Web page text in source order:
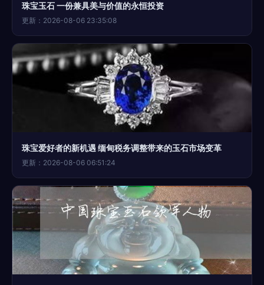
珠宝玉石 一份兼具美与价值的永恒投资
更新：2026-08-06 23:35:08
珠宝爱好者的新机遇 缅甸税务调整带来的玉石市场变革
更新：2026-08-06 06:51:24